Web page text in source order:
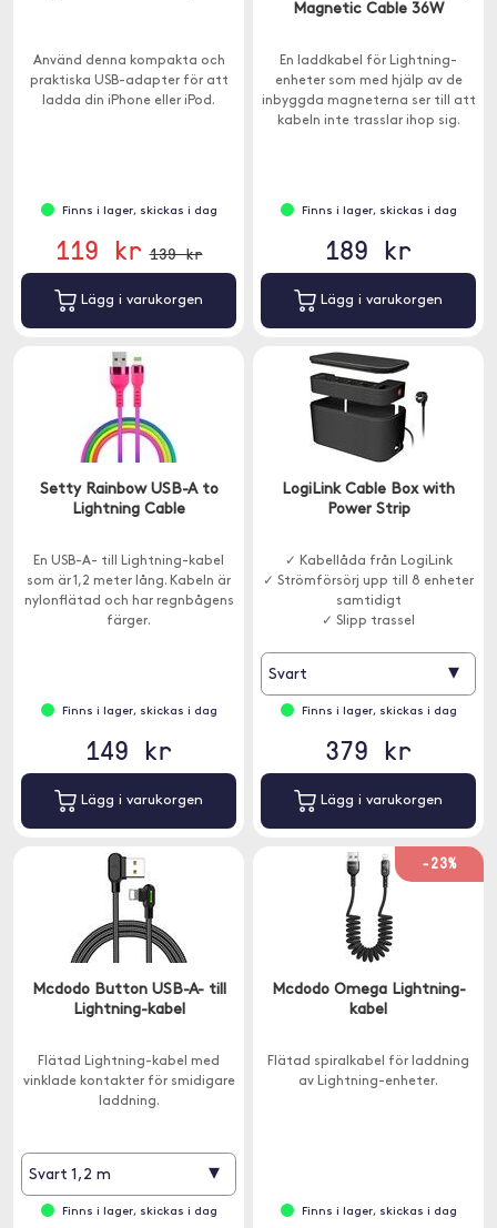
Använd denna kompakta och
praktiska USB-adapter för att
ladda din iPhone eller iPod.
Finns i lager, skickas i dag
119 kr 139 kr
Lägg i varukorgen
Magnetic Cable 36W
En laddkabel för Lightning-
enheter som med hjälp av de
inbyggda magneterna ser till att
kabeln inte trasslar ihop sig.
Finns i lager, skickas i dag
189 kr
Lägg i varukorgen
Setty Rainbow USB-A to
Lightning Cable
En USB-A- till Lightning-kabel
som är 1,2 meter lång. Kabeln är
nylonflätad och har regnbågens
färger.
Finns i lager, skickas i dag
149 kr
Lägg i varukorgen
LogiLink Cable Box with
Power Strip
✓ Kabellåda från LogiLink
✓ Strömförsörj upp till 8 enheter
samtidigt
✓ Slipp trassel
Svart ▾
Finns i lager, skickas i dag
379 kr
Lägg i varukorgen
Mcdodo Button USB-A- till
Lightning-kabel
Flätad Lightning-kabel med
vinklade kontakter för smidigare
laddning.
Svart 1,2 m ▾
Finns i lager, skickas i dag
-23%
Mcdodo Omega Lightning-
kabel
Flätad spiralkabel för laddning
av Lightning-enheter.
Finns i lager, skickas i dag